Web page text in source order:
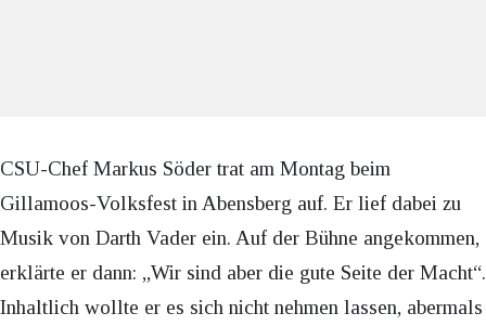
CSU-Chef Markus Söder trat am Montag beim
Gillamoos-Volksfest in Abensberg auf. Er lief dabei zu
Musik von Darth Vader ein. Auf der Bühne angekommen,
erklärte er dann: „Wir sind aber die gute Seite der Macht“.
Inhaltlich wollte er es sich nicht nehmen lassen, abermals